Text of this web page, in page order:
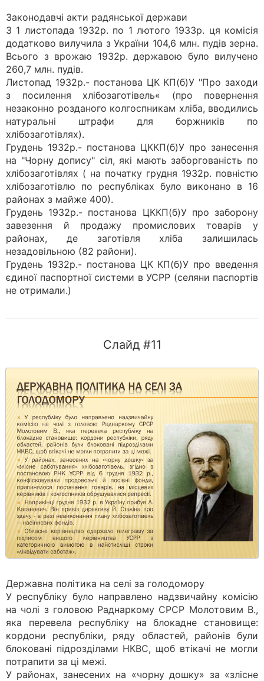
Законодавчі акти радянської держави
З 1 листопада 1932р. по 1 лютого 1933р. ця комісія
додатково вилучила з України 104,6 млн. пудів зерна.
Всього з врожаю 1932р. державою було вилучено
260,7 млн. пудів.
Листопад 1932р.- постанова ЦК КП(б)У "Про заходи
з посилення хлібозаготівель« (про повернення
незаконно розданого колгоспникам хліба, вводились
натуральні штрафи для боржників по
хлібозаготівлях).
Грудень 1932р.- постанова ЦККП(б)У про занесення
на "Чорну допису" сіл, які мають заборгованість по
хлібозаготівлях ( на початку грудня 1932р. повністю
хлібозаготівлю по республіках було виконано в 16
районах з майже 400).
Грудень 1932р.- постанова ЦККП(б)У про заборону
завезення й продажу промислових товарів у
районах, де заготівля хліба залишилась
незадовільною (82 райони).
Грудень 1932р.- постанова ЦК КП(б)У про введення
єдиної паспортної системи в УСРР (селяни паспортів
не отримали.)
Слайд #11
Державна політика на селі за голодомору
У республіку було направлено надзвичайну комісію
на чолі з головою Раднаркому СРСР Молотовим В.,
яка перевела республіку на блокадне становище:
кордони республіки, ряду областей, районів були
блоковані підрозділами НКВС, щоб втікачі не могли
потрапити за ці межі.
У районах, занесених на «чорну дошку» за «злісне